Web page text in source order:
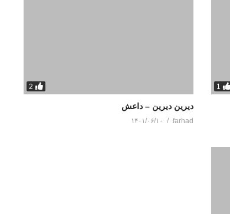
1
2
دیرین دیرین – داعش
farhad ۱۴۰۱/۰۶/۱۰